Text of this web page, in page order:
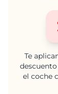
Te
el coche